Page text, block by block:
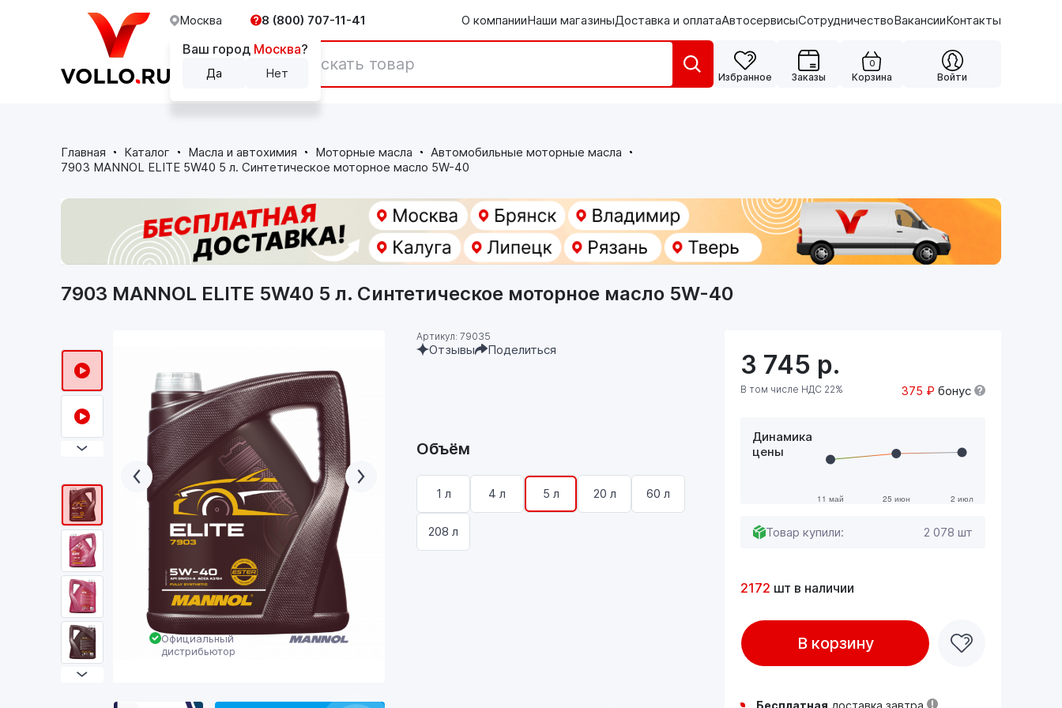
Москва
Ваш город Москва?
Да Нет
8 (800) 707-11-41 О компанииНаши магазиныДоставка и оплатаАвтосервисыСотрудничествоВакансииКонтакты
Каталог
Избранное Заказы
0
Корзина Войти
Главная Каталог Масла и автохимия Моторные масла
Автомобильные моторные масла
7903 MANNOL ELITE 5W40 5 л. Синтетическое моторное масло 5W-40
Официальный
дистрибьютор
7903 MANNOL ELITE 5W40 5 л. Синтетическое моторное масло 5W-40
Артикул: 79035
Отзывы Поделиться
Объём
1 л 4 л 5 л 20 л 60 л
208 л
3 745 р.
В том числе НДС 22% 375 ₽ бонус
Динамика
цены
Товар купили: 2 078 шт
2172 шт в наличии
В корзину
Бесплатная доставка завтра